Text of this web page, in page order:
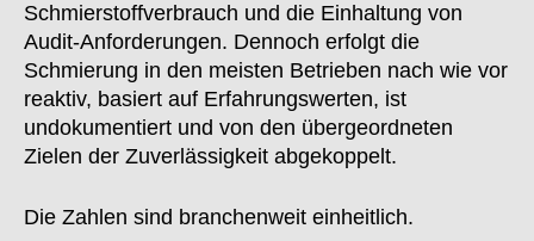
Schmierstoffverbrauch und die Einhaltung von
Audit-Anforderungen. Dennoch erfolgt die
Schmierung in den meisten Betrieben nach wie vor
reaktiv, basiert auf Erfahrungswerten, ist
undokumentiert und von den übergeordneten
Zielen der Zuverlässigkeit abgekoppelt.
Die Zahlen sind branchenweit einheitlich.